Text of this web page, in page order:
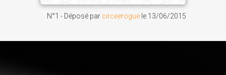
N°1 - Déposé par circeerogue le 13/06/2015